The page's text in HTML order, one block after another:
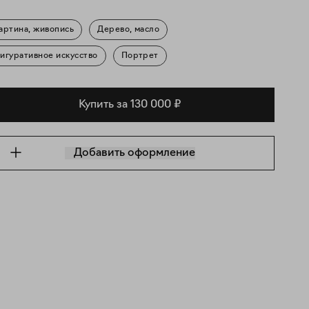
живопись Дерево, масло
искусство Портрет
Купить за 130 000 ₽
Добавить оформление